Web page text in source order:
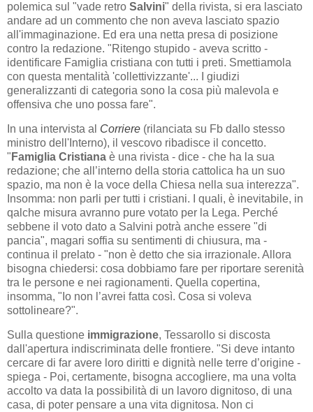
polemica sul "vade retro Salvini" della rivista, si era lasciato
andare ad un commento che non aveva lasciato spazio
all'immaginazione. Ed era una netta presa di posizione
contro la redazione. "Ritengo stupido - aveva scritto -
identificare Famiglia cristiana con tutti i preti. Smettiamola
con questa mentalità 'collettivizzante'... I giudizi
generalizzanti di categoria sono la cosa più malevola e
offensiva che uno possa fare".
In una intervista al Corriere (rilanciata su Fb dallo stesso
ministro dell'Interno), il vescovo ribadisce il concetto.
" Famiglia Cristiana è una rivista - dice - che ha la sua
redazione; che all’interno della storia cattolica ha un suo
spazio, ma non è la voce della Chiesa nella sua interezza".
Insomma: non parli per tutti i cristiani. I quali, è inevitabile, in
qalche misura avranno pure votato per la Lega. Perché
sebbene il voto dato a Salvini potrà anche essere "di
pancia", magari soffia su sentimenti di chiusura, ma -
continua il prelato - "non è detto che sia irrazionale. Allora
bisogna chiedersi: cosa dobbiamo fare per riportare serenità
tra le persone e nei ragionamenti. Quella copertina,
insomma, "Io non l’avrei fatta così. Cosa si voleva
sottolineare?".
Sulla questione immigrazione, Tessarollo si discosta
dall'apertura indiscriminata delle frontiere. "Si deve intanto
cercare di far avere loro diritti e dignità nelle terre d’origine -
spiega - Poi, certamente, bisogna accogliere, ma una volta
accolto va data la possibilità di un lavoro dignitoso, di una
casa, di poter pensare a una vita dignitosa. Non ci